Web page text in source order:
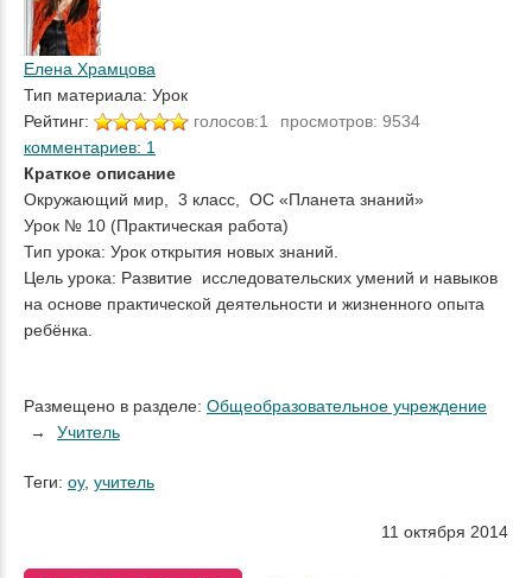
Елена Храмцова
Тип материала: Урок
Рейтинг:
голосов:1
просмотров: 9534
комментариев: 1
Краткое описание
Окружающий мир, 3 класс, ОС «Планета знаний»
Урок № 10 (Практическая работа)
Тип урока: Урок открытия новых знаний.
Цель урока: Развитие исследовательских умений и навыков
на основе практической деятельности и жизненного опыта
ребёнка.
Размещено в разделе: Общеобразовательное учреждение
Учитель
Теги: оу, учитель
11 октября 2014